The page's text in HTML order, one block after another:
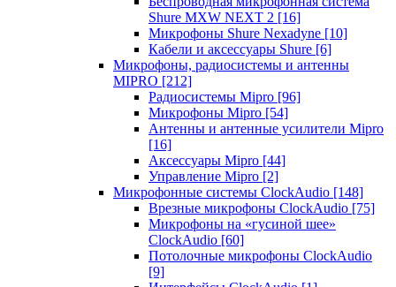
Shure MXW NEXT 2 [16]
Микрофоны Shure Nexadyne [10]
Кабели и аксессуары Shure [6]
Микрофоны, радиосистемы и антенны
MIPRO [212]
Радиосистемы Mipro [96]
Микрофоны Mipro [54]
Антенны и антенные усилители Mipro
[16]
Аксессуары Mipro [44]
Управление Mipro [2]
Микрофонные системы ClockAudio [148]
Врезные микрофоны ClockAudio [75]
Микрофоны на «гусиной шее»
ClockAudio [60]
Потолочные микрофоны ClockAudio
[9]